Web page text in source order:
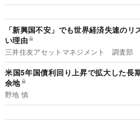
「新興国不安」でも世界経済失速のリ
い理由
三井住友アセットマネジメント 調査部
米国5年国債利回り上昇で拡大した長
余地
野地 慎